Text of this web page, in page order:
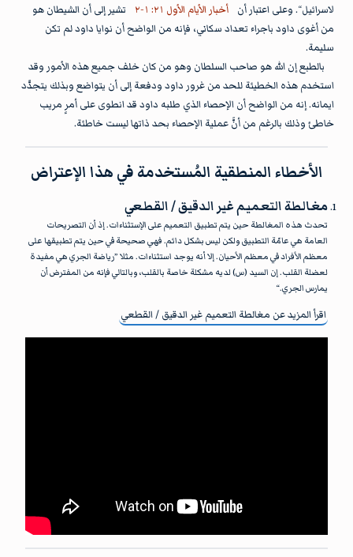
لاسرائيل“. وعلى اعتبار أن
أخبار الأيام الأول ٢١: ١-٢
تشير إلى أن الشيطان هو
من أغوى داود باجراء تعداد سكاني، فإنه من الواضح أن نوايا داود لم تكن
سليمة.
بالطبع إن الله هو صاحب السلطان وهو من كان خلف جميع هذه الأمور وقد
استخدم هذه الخطيئة للحد من غرور داود ودفعة إلى أن يتواضع وبذلك يتجدَّد
ايمانه. إنه من الواضح أن الإحصاء الذي طلبه داود قد انطوى على أمرٍ مريب
خاطئ وذلك بالرغم من أنَّ عملية الإحصاء بحد ذاتها ليست خاطئة.
الأخطاء المنطقية المُستخدمة في هذا الإعتراض
مغالطة التعميم غير الدقيق / القطعي
تحدث هذه المغالطة حين يتم تطبيق التعميم على الإستثناءات. إذ أن التصريحات
العامة هي عامّة التطبيق ولكن ليس بشكل دائم. فهي صحيحة في حين يتم تطبيقها على
معظم الأفراد في معظم الأحيان. إلا أنه يوجد استثناءات. مثلا ”رياضة الجري هي مفيدة
لعضلة القلب. إن السيد (س) لديه مشكلة خاصة بالقلب، وبالتالي فإنه من المفترض أن
يمارس الجري.“
اقرأ المزيد عن مغالطة التعميم غير الدقيق / القطعي